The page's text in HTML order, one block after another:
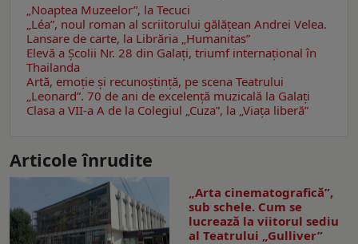
„Noaptea Muzeelor”, la Tecuci
„Léa”, noul roman al scriitorului gălăţean Andrei Velea.
Lansare de carte, la Librăria „Humanitas”
Elevă a Școlii Nr. 28 din Galați, triumf internațional în
Thailanda
Artă, emoţie şi recunoştinţă, pe scena Teatrului
„Leonard”. 70 de ani de excelență muzicală la Galaţi
Clasa a VII-a A de la Colegiul „Cuza”, la „Viaţa liberă”
Articole înrudite
„Arta cinematografică”,
sub schele. Cum se
lucrează la viitorul sediu
al Teatrului „Gulliver”